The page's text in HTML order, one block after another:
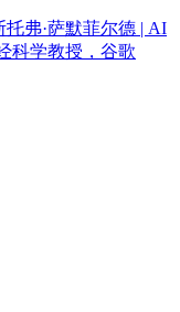
托弗·萨默菲尔德 | AI
科学教授，谷歌